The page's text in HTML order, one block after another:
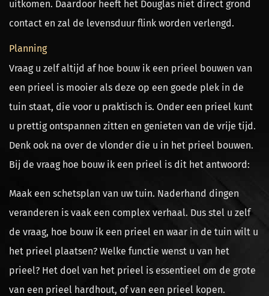
uitkomen. Daardoor heeft het Douglas niet direct grond
contact en zal de levensduur flink worden verlengd.
Planning
Vraag u zelf altijd af hoe bouw ik een prieel bouwen van
een prieel is mooier als deze op een goede plek in de
tuin staat, die voor u praktisch is. Onder een prieel kunt
u prettig ontspannen zitten en genieten van de vrije tijd.
Denk ook na over de vlonder die u in het prieel bouwen.
Bij de vraag hoe bouw ik een prieel is dit het antwoord:
Maak een schetsplan van uw tuin. Naderhand dingen
veranderen is vaak een complex verhaal. Dus stel u zelf
de vraag, hoe bouw ik een prieel en waar in de tuin wilt u
het prieel plaatsen? Welke functie wenst u van het
prieel? Het doel van het prieel is essentieel om de grote
van een prieel hardhout, of van een prieel kopen.